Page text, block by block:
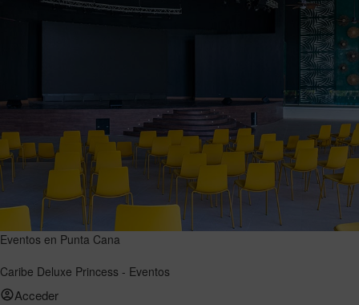
Eventos en Punta Cana
Caribe Deluxe Princess - Eventos
Acceder